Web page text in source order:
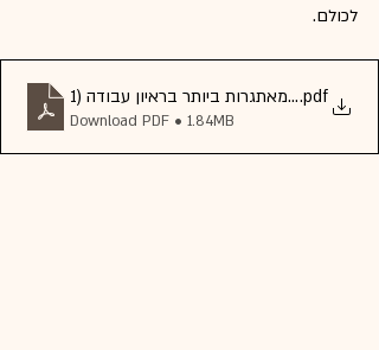
לכולם.
.pdf
Download PDF • 1.84MB